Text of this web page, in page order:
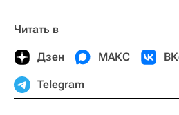
Читать в
Дзен МАКС
Telegram